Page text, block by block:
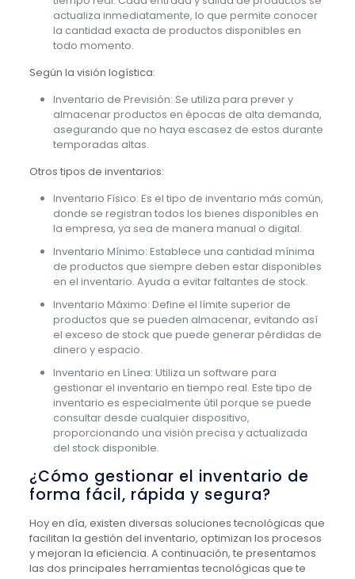
actualiza inmediatamente, lo que permite conocer
la cantidad exacta de productos disponibles en
todo momento.
Según la visión logística:
Inventario de Previsión: Se utiliza para prever y
almacenar productos en épocas de alta demanda,
asegurando que no haya escasez de estos durante
temporadas altas.
Otros tipos de inventarios:
Inventario Físico: Es el tipo de inventario más común,
donde se registran todos los bienes disponibles en
la empresa, ya sea de manera manual o digital.
Inventario Mínimo: Establece una cantidad mínima
de productos que siempre deben estar disponibles
en el inventario. Ayuda a evitar faltantes de stock.
Inventario Máximo: Define el límite superior de
productos que se pueden almacenar, evitando así
el exceso de stock que puede generar pérdidas de
dinero y espacio.
Inventario en Línea: Utiliza un software para
gestionar el inventario en tiempo real. Este tipo de
inventario es especialmente útil porque se puede
consultar desde cualquier dispositivo,
proporcionando una visión precisa y actualizada
del stock disponible.
¿Cómo gestionar el inventario de
forma fácil, rápida y segura?
Hoy en día, existen diversas soluciones tecnológicas que
facilitan la gestión del inventario, optimizan los procesos
y mejoran la eficiencia. A continuación, te presentamos
las dos principales herramientas tecnológicas que te